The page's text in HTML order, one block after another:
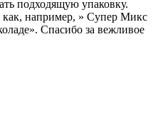
подходящую упаковку.
как, например, » Супер Микс
Спасибо за вежливое